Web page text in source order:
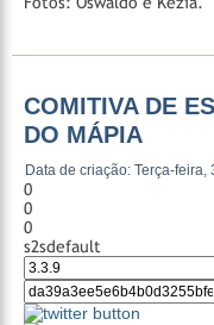
COMITIVA DE
DO MÁPIA
Data de criação: Terça-
0
0
0
s2sdefault